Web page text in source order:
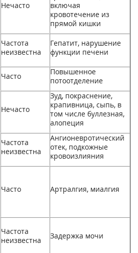
Нечасто
включая
кровотечение из
прямой кишки
Частота
неизвестна
Гепатит, нарушение
функции печени
Часто
Повышенное
потоотделение
Нечасто
Зуд, покраснение,
крапивница, сыпь, в
том числе буллезная,
алопеция
Частота
неизвестна
Ангионевротический
отек, подкожные
кровоизлияния
Часто Артралгия, миалгия
Частота
неизвестна
Задержка мочи